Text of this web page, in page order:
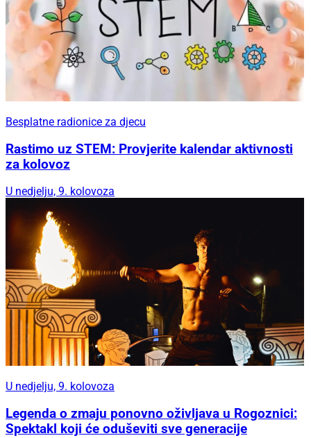
Besplatne radionice za djecu
Rastimo uz STEM: Provjerite kalendar aktivnosti
za kolovoz
U nedjelju, 9. kolovoza
U nedjelju, 9. kolovoza
Legenda o zmaju ponovno oživljava u Rogoznici:
Spektakl koji će oduševiti sve generacije